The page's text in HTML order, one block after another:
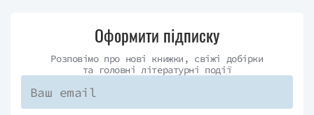
Оформити підписку
Розповімо про нові книжки, свіжі добірки
та головні літературні події